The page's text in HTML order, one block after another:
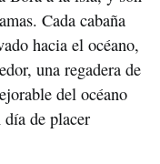
Cada cabaña
hacia el océano,
una regadera de
del océano
de placer